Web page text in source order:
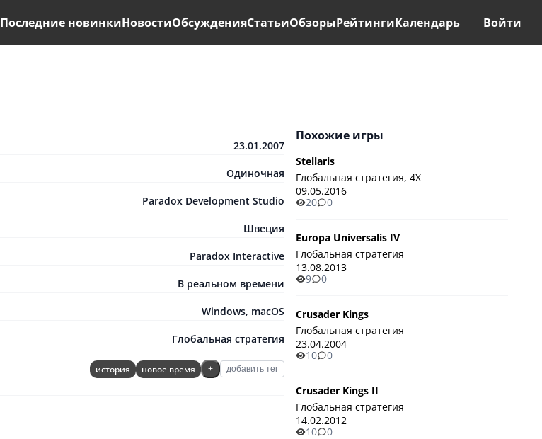
Последние новинкиНовостиОбсужденияСтатьиОбзорыРейтингиКалендарь Войти
23.01.2007
Одиночная
Paradox Development Studio
Швеция
Paradox Interactive
В реальном времени
Windows, macOS
Глобальная стратегия
история новое время + добавить тег
Похожие игры
Stellaris
Глобальная стратегия, 4X
09.05.2016
20
0
Europa Universalis IV
Глобальная стратегия
13.08.2013
9
0
Crusader Kings
Глобальная стратегия
23.04.2004
10
0
Crusader Kings II
Глобальная стратегия
14.02.2012
10
0